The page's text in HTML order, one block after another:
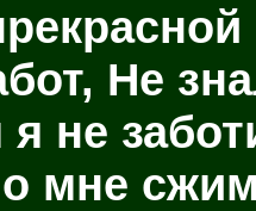
Не
не
мне